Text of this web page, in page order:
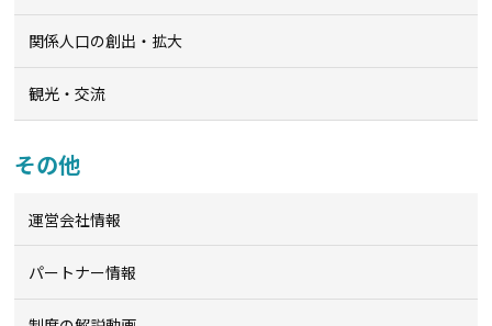
関係人口の創出・拡大
観光・交流
その他
運営会社情報
パートナー情報